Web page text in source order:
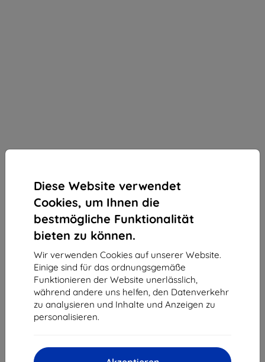
Diese Website verwendet
Cookies, um Ihnen die
bestmögliche Funktionalität
bieten zu können.
Wir verwenden Cookies auf unserer Website.
Einige sind für das ordnungsgemäße
Funktionieren der Website unerlässlich,
während andere uns helfen, den Datenverkehr
zu analysieren und Inhalte und Anzeigen zu
personalisieren.
Schutzfolie mobilneT - Ochranná fólia Sony Xperia
E3 matná, antireflexná
Geeignet für: Sony Xperia E3
Ochranná antireflexná fólia pre telefóny Sony Xperia E3.
čistiaca handrička.